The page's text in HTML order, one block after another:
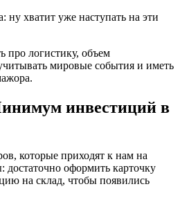
про логистику, объем
мировые события и иметь
инвестиций в
которые приходят к нам на
достаточно оформить карточку
на склад, чтобы появились